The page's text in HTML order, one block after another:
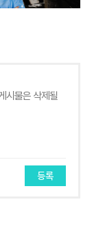
등록